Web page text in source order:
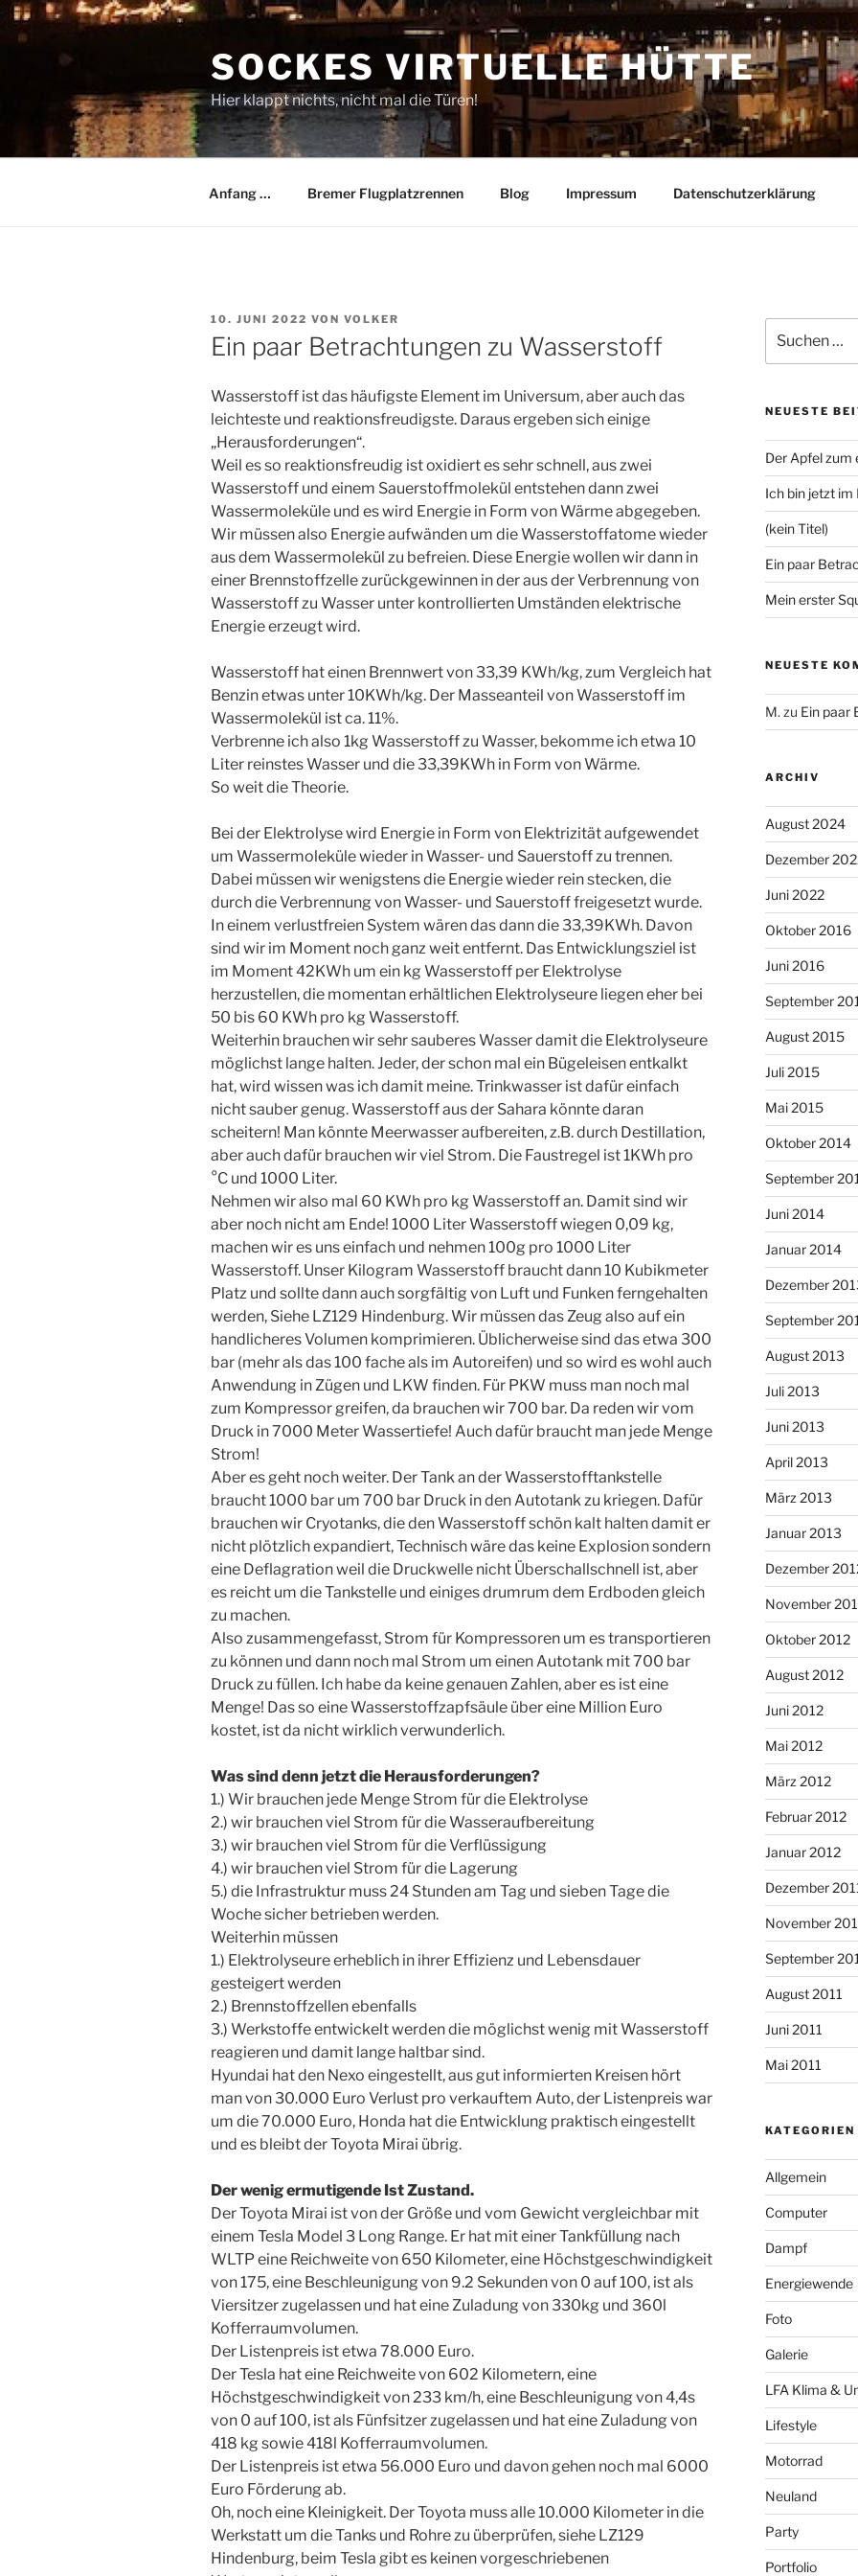
Zum
Inhalt
SOCKES VIRTUELLE HÜTTE
Hier klappt nichts, nicht mal die Türen!
Anfang … Bremer Flugplatzrennen Blog Impressum Datenschutzerklärung
VERÖFFENTLICHT
AM
10. JUNI 2022 VON VOLKER
Ein paar Betrachtungen zu Wasserstoff
Wasserstoff ist das häufigste Element im Universum, aber auch das
leichteste und reaktionsfreudigste. Daraus ergeben sich einige
„Herausforderungen“.
Weil es so reaktionsfreudig ist oxidiert es sehr schnell, aus zwei
Wasserstoff und einem Sauerstoffmolekül entstehen dann zwei
Wassermoleküle und es wird Energie in Form von Wärme abgegeben.
Wir müssen also Energie aufwänden um die Wasserstoffatome wieder
aus dem Wassermolekül zu befreien. Diese Energie wollen wir dann in
einer Brennstoffzelle zurückgewinnen in der aus der Verbrennung von
Wasserstoff zu Wasser unter kontrollierten Umständen elektrische
Energie erzeugt wird.
Wasserstoff hat einen Brennwert von 33,39 KWh/kg, zum Vergleich hat
Benzin etwas unter 10KWh/kg. Der Masseanteil von Wasserstoff im
Wassermolekül ist ca. 11%.
Verbrenne ich also 1kg Wasserstoff zu Wasser, bekomme ich etwa 10
Liter reinstes Wasser und die 33,39KWh in Form von Wärme.
So weit die Theorie.
Bei der Elektrolyse wird Energie in Form von Elektrizität aufgewendet
um Wassermoleküle wieder in Wasser- und Sauerstoff zu trennen.
Dabei müssen wir wenigstens die Energie wieder rein stecken, die
durch die Verbrennung von Wasser- und Sauerstoff freigesetzt wurde.
In einem verlustfreien System wären das dann die 33,39KWh. Davon
sind wir im Moment noch ganz weit entfernt. Das Entwicklungsziel ist
im Moment 42KWh um ein kg Wasserstoff per Elektrolyse
herzustellen, die momentan erhältlichen Elektrolyseure liegen eher bei
50 bis 60 KWh pro kg Wasserstoff.
Weiterhin brauchen wir sehr sauberes Wasser damit die Elektrolyseure
möglichst lange halten. Jeder, der schon mal ein Bügeleisen entkalkt
hat, wird wissen was ich damit meine. Trinkwasser ist dafür einfach
nicht sauber genug. Wasserstoff aus der Sahara könnte daran
scheitern! Man könnte Meerwasser aufbereiten, z.B. durch Destillation,
aber auch dafür brauchen wir viel Strom. Die Faustregel ist 1KWh pro
°C und 1000 Liter.
Nehmen wir also mal 60 KWh pro kg Wasserstoff an. Damit sind wir
aber noch nicht am Ende! 1000 Liter Wasserstoff wiegen 0,09 kg,
machen wir es uns einfach und nehmen 100g pro 1000 Liter
Wasserstoff. Unser Kilogram Wasserstoff braucht dann 10 Kubikmeter
Platz und sollte dann auch sorgfältig von Luft und Funken ferngehalten
werden, Siehe LZ129 Hindenburg. Wir müssen das Zeug also auf ein
handlicheres Volumen komprimieren. Üblicherweise sind das etwa 300
bar (mehr als das 100 fache als im Autoreifen) und so wird es wohl auch
Anwendung in Zügen und LKW finden. Für PKW muss man noch mal
zum Kompressor greifen, da brauchen wir 700 bar. Da reden wir vom
Druck in 7000 Meter Wassertiefe! Auch dafür braucht man jede Menge
Strom!
Aber es geht noch weiter. Der Tank an der Wasserstofftankstelle
braucht 1000 bar um 700 bar Druck in den Autotank zu kriegen. Dafür
brauchen wir Cryotanks, die den Wasserstoff schön kalt halten damit er
nicht plötzlich expandiert, Technisch wäre das keine Explosion sondern
eine Deflagration weil die Druckwelle nicht Überschallschnell ist, aber
es reicht um die Tankstelle und einiges drumrum dem Erdboden gleich
zu machen.
Also zusammengefasst, Strom für Kompressoren um es transportieren
zu können und dann noch mal Strom um einen Autotank mit 700 bar
Druck zu füllen. Ich habe da keine genauen Zahlen, aber es ist eine
Menge! Das so eine Wasserstoffzapfsäule über eine Million Euro
kostet, ist da nicht wirklich verwunderlich.
Was sind denn jetzt die Herausforderungen?
1.) Wir brauchen jede Menge Strom für die Elektrolyse
2.) wir brauchen viel Strom für die Wasseraufbereitung
3.) wir brauchen viel Strom für die Verflüssigung
4.) wir brauchen viel Strom für die Lagerung
5.) die Infrastruktur muss 24 Stunden am Tag und sieben Tage die
Woche sicher betrieben werden.
Weiterhin müssen
1.) Elektrolyseure erheblich in ihrer Effizienz und Lebensdauer
gesteigert werden
2.) Brennstoffzellen ebenfalls
3.) Werkstoffe entwickelt werden die möglichst wenig mit Wasserstoff
reagieren und damit lange haltbar sind.
Hyundai hat den Nexo eingestellt, aus gut informierten Kreisen hört
man von 30.000 Euro Verlust pro verkauftem Auto, der Listenpreis war
um die 70.000 Euro, Honda hat die Entwicklung praktisch eingestellt
und es bleibt der Toyota Mirai übrig.
Der wenig ermutigende Ist Zustand.
Der Toyota Mirai ist von der Größe und vom Gewicht vergleichbar mit
einem Tesla Model 3 Long Range. Er hat mit einer Tankfüllung nach
WLTP eine Reichweite von 650 Kilometer, eine Höchstgeschwindigkeit
von 175, eine Beschleunigung von 9.2 Sekunden von 0 auf 100, ist als
Viersitzer zugelassen und hat eine Zuladung von 330kg und 360l
Kofferraumvolumen.
Der Listenpreis ist etwa 78.000 Euro.
Der Tesla hat eine Reichweite von 602 Kilometern, eine
Höchstgeschwindigkeit von 233 km/h, eine Beschleunigung von 4,4s
von 0 auf 100, ist als Fünfsitzer zugelassen und hat eine Zuladung von
418 kg sowie 418l Kofferraumvolumen.
Der Listenpreis ist etwa 56.000 Euro und davon gehen noch mal 6000
Euro Förderung ab.
Oh, noch eine Kleinigkeit. Der Toyota muss alle 10.000 Kilometer in die
Werkstatt um die Tanks und Rohre zu überprüfen, siehe LZ129
Hindenburg, beim Tesla gibt es keinen vorgeschriebenen
nach:
NEUESTE
Der Apfel zum
Ich bin jetzt im
(kein Titel)
Ein paar
Mein erster
NEUESTE
M. zu Ein paar
ARCHIV
August 2024
Dezember
Juni 2022
Oktober 2016
Juni 2016
September
August 2015
Juli 2015
Mai 2015
Oktober 2014
September
Juni 2014
Januar 2014
Dezember
September
August 2013
Juli 2013
Juni 2013
April 2013
März 2013
Januar 2013
Dezember
November
Oktober 2012
August 2012
Juni 2012
Mai 2012
März 2012
Februar 2012
Januar 2012
Dezember
November
September
August 2011
Juni 2011
Mai 2011
KATEGORIEN
Allgemein
Computer
Dampf
Energiewende
Foto
Galerie
LFA Klima &
Lifestyle
Motorrad
Neuland
Party
Portfolio